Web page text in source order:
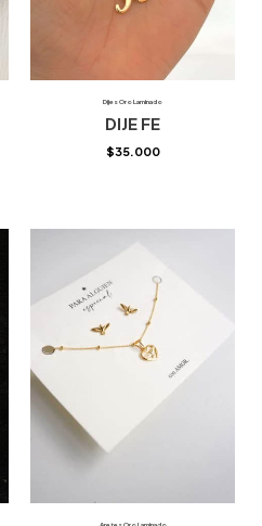
Dijes Oro Laminado
DIJE FE
$35.000
Aretes Oro Laminado